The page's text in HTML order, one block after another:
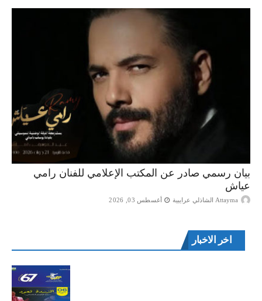
بيان رسمي صادر عن المكتب الإعلامي للفنان رامي
عياش
Attayma الشاذلي عرايبية أغسطس 03, 2026
اخر الاخبار